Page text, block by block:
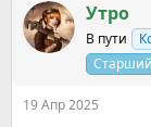
м
ы
а
л
а
Утро
В пути
19 Апр 2025